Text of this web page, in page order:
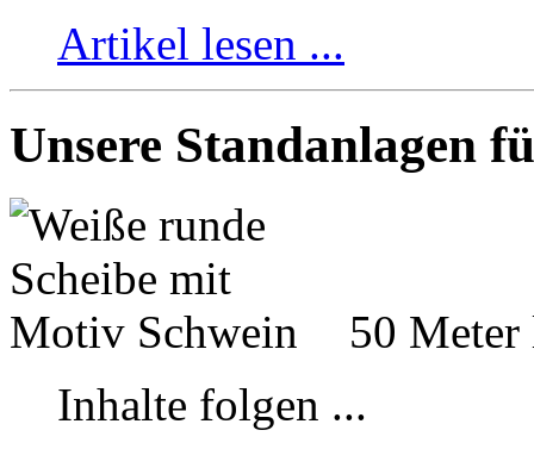
Artikel lesen ...
Unsere Standanlagen
50
Inhalte folgen ...